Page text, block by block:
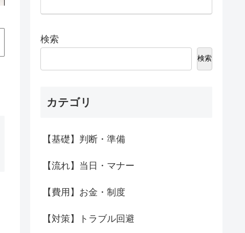
検索
検索
カテゴリ
【基礎】判断・準備
【流れ】当日・マナー
【費用】お金・制度
【対策】トラブル回避